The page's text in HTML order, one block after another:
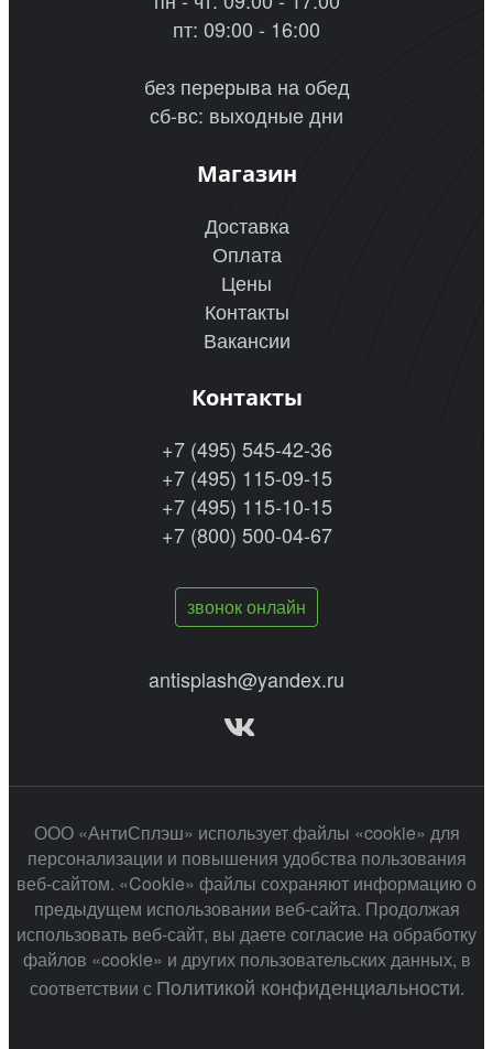
пт: 09:00 - 16:00
без перерыва на обед
сб-вс: выходные дни
Магазин
Доставка
Оплата
Цены
Контакты
Вакансии
Контакты
+7 (495) 545-42-36
+7 (495) 115-09-15
+7 (495) 115-10-15
+7 (800) 500-04-67
звонок онлайн
antisplash@yandex.ru
ООО «АнтиСплэш» использует файлы «cookie» для
персонализации и повышения удобства пользования
веб-сайтом. «Cookie» файлы сохраняют информацию о
предыдущем использовании веб-сайта. Продолжая
использовать веб-сайт, вы даете согласие на обработку
файлов «cookie» и других пользовательских данных, в
соответствии с Политикой конфиденциальности.